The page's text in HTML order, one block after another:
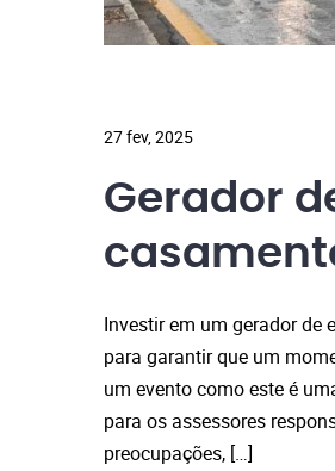
27 fev, 2025
Gerador
Investir em um gerador de
para garantir que um
um evento como este é
para os assessores
preocupações, […]